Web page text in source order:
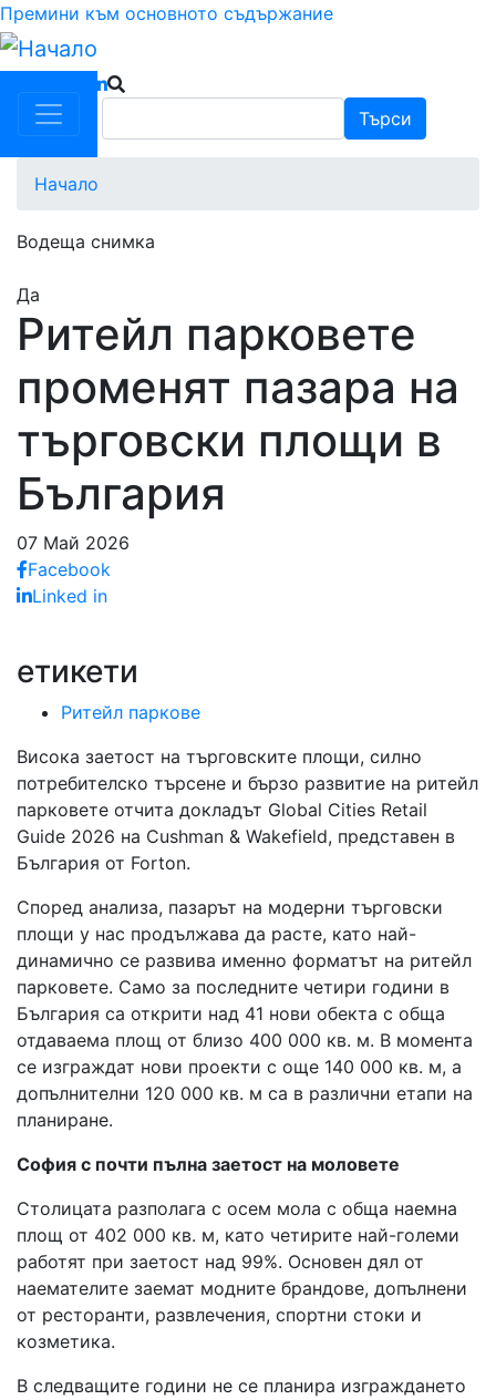
Премини към основното съдържание
Търси
Начало
Водеща снимка
Да
Ритейл парковете
променят пазара на
търговски площи в
България
07 Май 2026
Facebook
Linked in
етикети
Ритейл паркове
Висока заетост на търговските площи, силно
потребителско търсене и бързо развитие на ритейл
парковете отчита докладът Global Cities Retail
Guide 2026 на Cushman & Wakefield, представен в
България от Forton.
Според анализа, пазарът на модерни търговски
площи у нас продължава да расте, като най-
динамично се развива именно форматът на ритейл
парковете. Само за последните четири години в
България са открити над 41 нови обекта с обща
отдаваема площ от близо 400 000 кв. м. В момента
се изграждат нови проекти с още 140 000 кв. м, а
допълнителни 120 000 кв. м са в различни етапи на
планиране.
София с почти пълна заетост на моловете
Столицата разполага с осем мола с обща наемна
площ от 402 000 кв. м, като четирите най-големи
работят при заетост над 99%. Основен дял от
наемателите заемат модните брандове, допълнени
от ресторанти, развлечения, спортни стоки и
козметика.
В следващите години не се планира изграждането